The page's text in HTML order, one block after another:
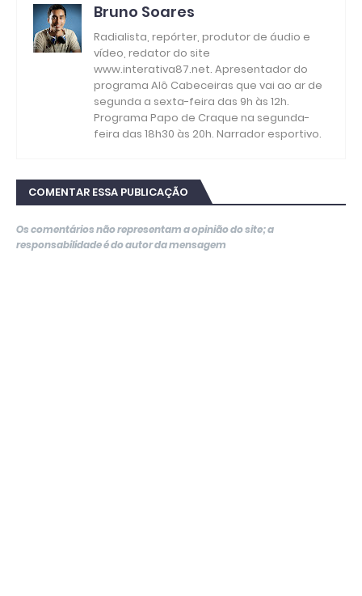
Bruno Soares
Radialista, repórter, produtor de áudio e
vídeo, redator do site
www.interativa87.net. Apresentador do
programa Alô Cabeceiras que vai ao ar de
segunda a sexta-feira das 9h às 12h.
Programa Papo de Craque na segunda-
feira das 18h30 às 20h. Narrador esportivo.
COMENTAR ESSA PUBLICAÇÃO
Os comentários não representam a opinião do site; a
responsabilidade é do autor da mensagem